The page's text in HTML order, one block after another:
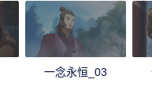
一念永恒_03